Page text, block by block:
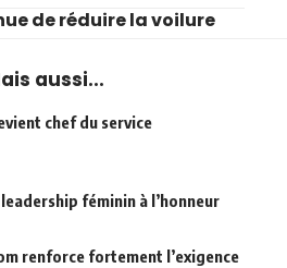
de réduire la voilure
aussi...
chef du service
féminin à l’honneur
renforce fortement l’exigence